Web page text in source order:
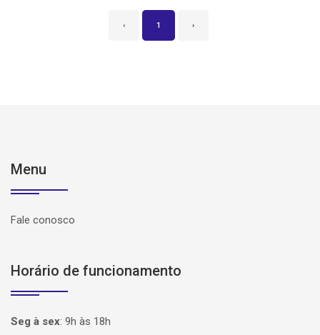
‹ 1 ›
Menu
Fale conosco
Horário de funcionamento
Seg à sex: 9h às 18h